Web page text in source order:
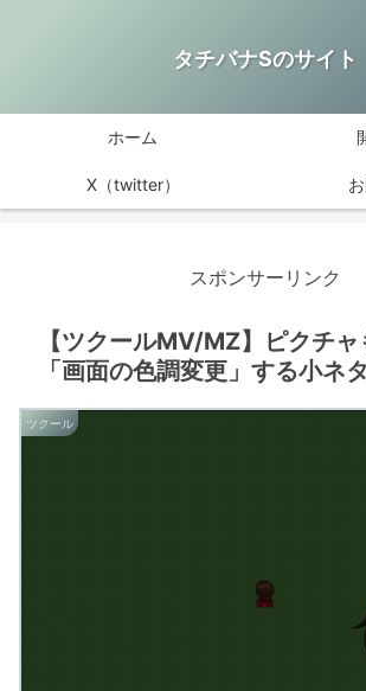
タチバナSのサイト
ホーム
X（twitter）
スポンサーリンク
【ツクールMV/MZ】ピクチ
「画面の色調変更」する小ネタ
ツクール